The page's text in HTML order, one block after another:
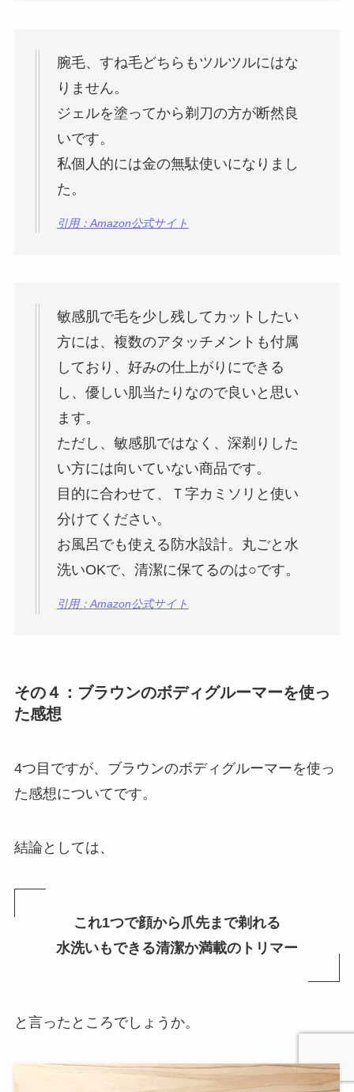
腕毛、すね毛どちらもツルツルにはな
りません。
ジェルを塗ってから剃刀の方が断然良
いです。
私個人的には金の無駄使いになりまし
た。
引用：Amazon公式サイト
敏感肌で毛を少し残してカットしたい
方には、複数のアタッチメントも付属
しており、好みの仕上がりにできる
し、優しい肌当たりなので良いと思い
ます。
ただし、敏感肌ではなく、深剃りした
い方には向いていない商品です。
目的に合わせて、Ｔ字カミソリと使い
分けてください。
お風呂でも使える防水設計。丸ごと水
洗いOKで、清潔に保てるのは○です。
引用：Amazon公式サイト
その４：ブラウンのボディグルーマーを使っ
た感想
4つ目ですが、ブラウンのボディグルーマーを使っ
た感想についてです。
結論としては、
これ1つで顔から爪先まで剃れる
水洗いもできる清潔か満載のトリマー
と言ったところでしょうか。